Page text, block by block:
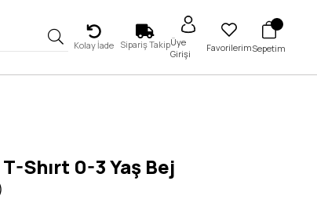
Kolay İade Sipariş TakipÜye
Girişi
FavorilerimSepetim
Shırt 0-3 Yaş Bej